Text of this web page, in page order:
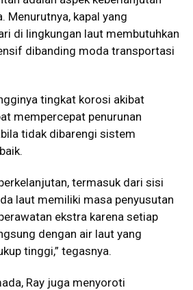
Menurutnya, kapal yang
di lingkungan laut membutuhkan
dibanding moda transportasi
tingkat korosi akibat
mempercepat penurunan
tidak dibarengi sistem
termasuk dari sisi
laut memiliki masa penyusutan
ekstra karena setiap
dengan air laut yang
tinggi,” tegasnya.
Ray juga menyoroti